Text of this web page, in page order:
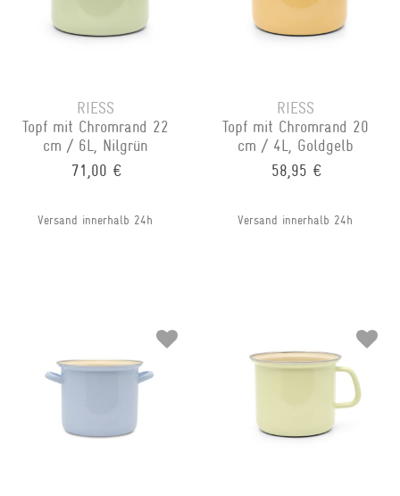
RIESS
Topf mit Chromrand 22
cm / 6L, Nilgrün
71,00 €
Versand innerhalb 24h
RIESS
Topf mit Chromrand 20
cm / 4L, Goldgelb
58,95 €
Versand innerhalb 24h